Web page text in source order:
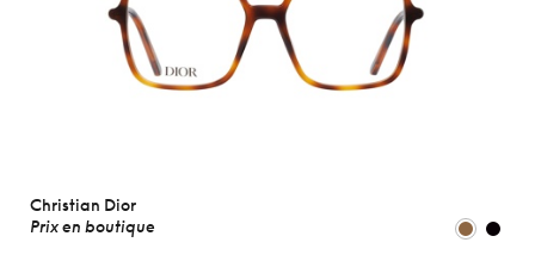
Christian Dior
Prix en boutique